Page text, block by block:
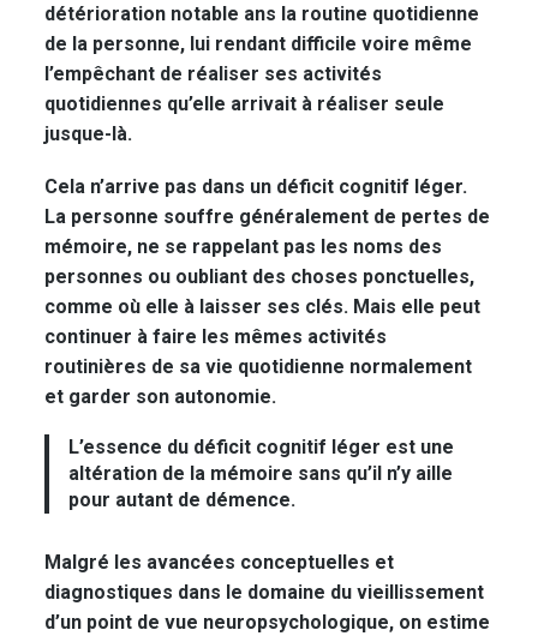
détérioration notable ans la routine quotidienne
de la personne, lui rendant difficile voire même
l’empêchant de réaliser ses activités
quotidiennes qu’elle arrivait à réaliser seule
jusque-là.
Cela n’arrive pas dans un déficit cognitif léger.
La personne souffre généralement de pertes de
mémoire, ne se rappelant pas les noms des
personnes ou oubliant des choses ponctuelles,
comme où elle à laisser ses clés. Mais elle peut
continuer à faire les mêmes activités
routinières de sa vie quotidienne normalement
et garder son autonomie.
L’essence du déficit cognitif léger est une
altération de la mémoire sans qu’il n’y aille
pour autant de démence.
Malgré les avancées conceptuelles et
diagnostiques dans le domaine du vieillissement
d’un point de vue neuropsychologique, on estime